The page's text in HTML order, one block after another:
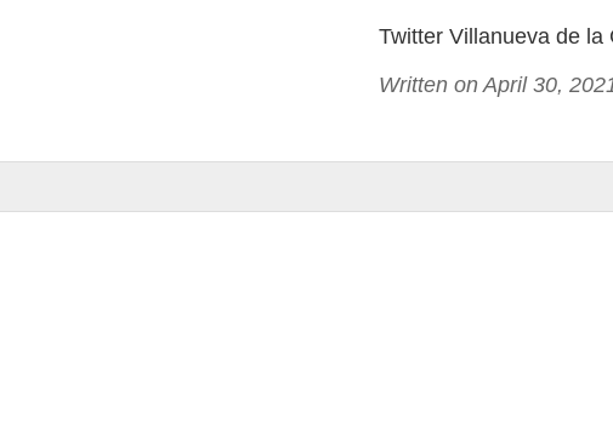
Twitter Villanueva de la
Written on April 30,